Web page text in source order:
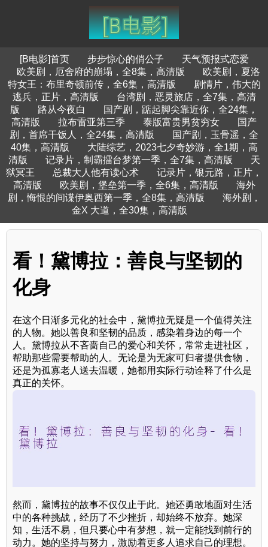
[B电影]首页 步步惊心的俏公子
天气预报式恋爱
欧美剧，厄舍府的崩塌，全8集，高清版
欧美剧，夏洛
特女王：布里奇顿前传，全6集，高清版
剧情片，伟大的
逃兵，正片，高清版
台湾剧，恶灵旅店，全7集，高清
版
路从今夜白
国产剧，踮起脚尖靠近你，全24集，
高清版
拉布雷亚第三季 泰版富贵男贫穷女
国产
剧，首席干饭人，全24集，高清版
国产剧，玉骨遥，全
40集，高清版
大陆综艺，2023七夕奇妙游，全1期，高
清版
记录片，制霸擂台梦第一季，全7集，高清版
天
狱冥王
总裁大人他有读心术
记录片，银元路，正片，
高清版
欧美剧，堡垒第一季，全6集，高清版
海外
剧，悔恨的间谍伊奥西第一季，全8集，高清版
海外剧，
金X 大道，全30集，高清版
看！黛博拉：善良与坚韧的
化身
在这个日渐多元化的社会中，黛博拉无疑是一个值得关注
的人物。她以善良和坚韧的品质，感染着身边的每一个
人。黛博拉从不吝啬自己的爱心和关怀，常常走进社区，
帮助那些需要帮助的人。无论是为无家可归者提供食物，
还是为孤寡老人送去温暖，她都用实际行动诠释了什么是
真正的关怀。
然而，黛博拉的故事不仅仅止于此。她还勇敢地面对生活
中的各种挑战，经历了不少挫折，却始终不放弃。她深
知，生活不易，但只要心中有梦想，就一定能找到前行的
动力。她的坚持与努力，激励着更多人追求自己的理想。